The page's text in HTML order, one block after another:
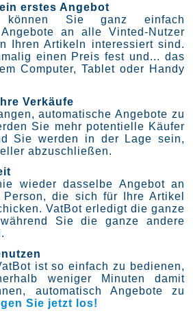
erstes Angebot
Sie ganz einfach
an alle Vinted-Nutzer
Ihren Artikeln interessiert sind.
einen Preis fest und... das
Computer, Tablet oder Handy
Verkäufe
automatische Angebote zu
Sie mehr potentielle Käufer
Sie werden in der Lage sein,
abzuschließen.
wieder dasselbe Angebot an
die sich für Ihre Artikel
VatBot erledigt die ganze
Sie die ganze andere
ist so einfach zu bedienen,
weniger Minuten damit
automatisch Angebote zu
Sie jetzt los!